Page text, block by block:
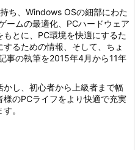
ち、Windows OSの細部にわた
ームの最適化、PCハードウェア
とに、PC環境を快適にするた
るための情報、そして、ちょ
事の執筆を2015年4月から11年
し、初心者から上級者まで幅
のPCライフをより快適で充実
。